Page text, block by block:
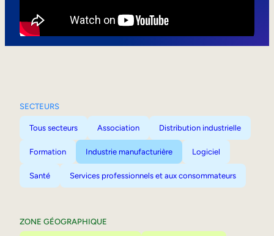
SECTEURS
Tous secteurs Association Distribution industrielle
Formation Industrie manufacturière Logiciel
Santé Services professionnels et aux consommateurs
ZONE GÉOGRAPHIQUE